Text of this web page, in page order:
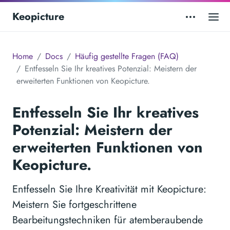
Keopicture
Home Docs
Häufig gestellte Fragen (FAQ)
Entfesseln Sie Ihr kreatives Potenzial: Meistern der
erweiterten Funktionen von Keopicture.
Entfesseln Sie Ihr kreatives
Potenzial: Meistern der
erweiterten Funktionen von
Keopicture.
Entfesseln Sie Ihre Kreativität mit Keopicture:
Meistern Sie fortgeschrittene
Bearbeitungstechniken für atemberaubende